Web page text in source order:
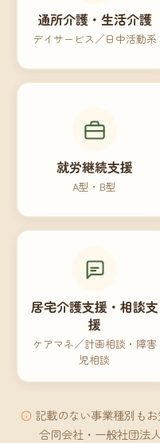
通所介護・生活介護
デイサービス／日中活動系
就労継続支援
A型・B型
居宅介護支援・相談支
援
ケアマネ／計画相談・障害
児相談
記載のない事業種別も
合同会社・一般社団法